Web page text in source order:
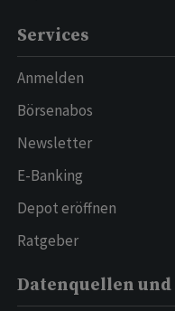
Services
Anmelden
Börsenabos
Newsletter
E-Banking
Depot eröffnen
Ratgeber
Datenquellen